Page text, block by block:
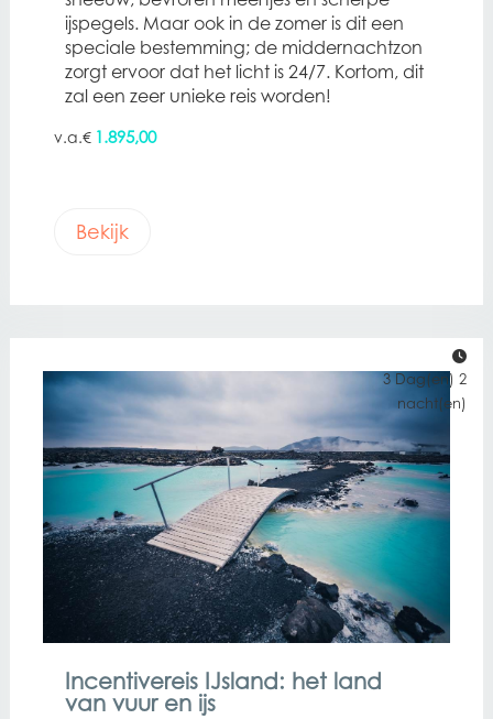
ijspegels. Maar ook in de zomer is dit een
speciale bestemming; de middernachtzon
zorgt ervoor dat het licht is 24/7. Kortom, dit
zal een zeer unieke reis worden!
€ 1.895,00
Bekijk
Incentivereis IJsland: het land
van vuur en ijs
3 Dag(en) 2
nacht(en)